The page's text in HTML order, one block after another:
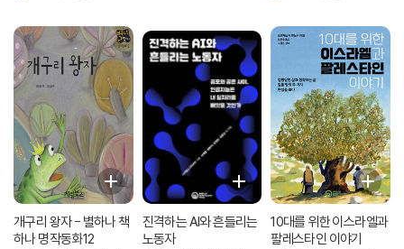
개구리 왕자 - 별하나 책
하나 명작동화12
진격하는 AI와 흔들리는
노동자
10대를 위한 이스라엘과
팔레스타인 이야기